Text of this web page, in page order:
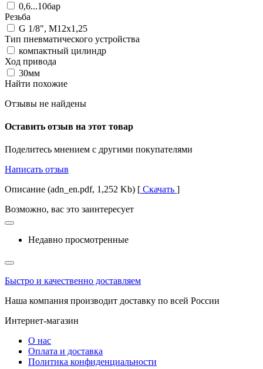
0,6...10бар
Резьба
G 1/8", M12x1,25
Тип пневматического устройства
компактный цилиндр
Ход привода
30мм
Найти похожие
Отзывы не найдены
Оставить отзыв на этот товар
Поделитесь мнением с другими покупателями
Написать отзыв
Описание (adn_en.pdf, 1,252 Kb) [ Скачать ]
Возможно, вас это заинтересует
Недавно просмотренные
Быстро и качественно доставляем
Наша компания производит доставку по всей России
Интернет-магазин
О нас
Оплата и доставка
Политика конфиденциальности